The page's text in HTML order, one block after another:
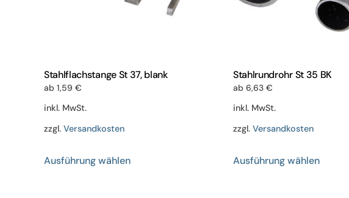
Stahlflachstange St 37, blank
ab 1,59 €
inkl. MwSt.
zzgl. Versandkosten
Ausführung wählenProdukt
Stahlrundrohr St 35 BK
ab 6,63 €
inkl. MwSt.
zzgl. Versandkosten
Ausführung wählenProdukt